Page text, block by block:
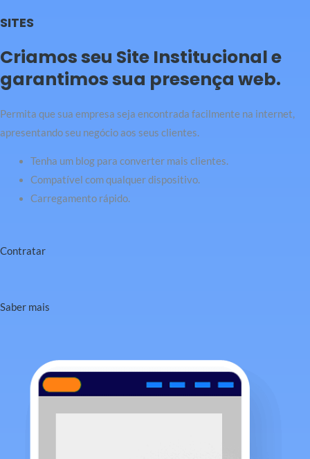
SITES
Criamos seu Site Institucional e
garantimos sua presença web.
Permita que sua empresa seja encontrada facilmente na internet,
apresentando seu negócio aos seus clientes.
Tenha um blog para converter mais clientes.
Compatível com qualquer dispositivo.
Carregamento rápido.
Contratar
Saber mais